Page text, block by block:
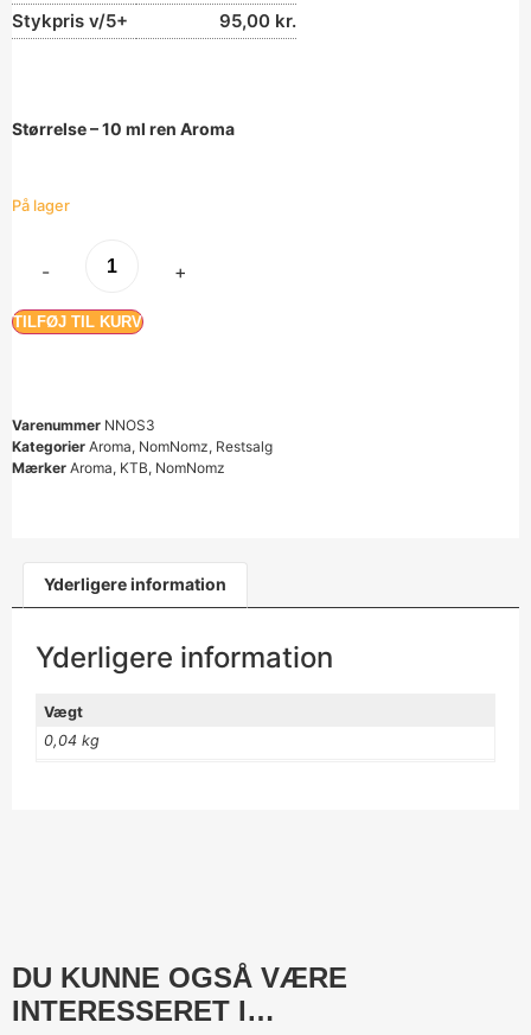
Stykpris v/5+ 95,00 kr.
Størrelse – 10 ml ren Aroma
På lager
- +
TILFØJ TIL KURV
Varenummer NNOS3
Kategorier Aroma, NomNomz, Restsalg
Mærker Aroma, KTB, NomNomz
Yderligere information
Yderligere information
Vægt
0,04 kg
DU KUNNE OGSÅ VÆRE
INTERESSERET I…